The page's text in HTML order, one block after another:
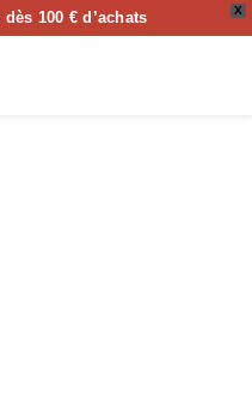
X
100 € d’achats